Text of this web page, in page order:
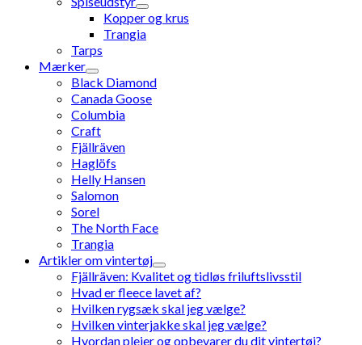
Kopper og krus
Trangia
Tarps
Mærker
Black Diamond
Canada Goose
Columbia
Craft
Fjällräven
Haglöfs
Helly Hansen
Salomon
Sorel
The North Face
Trangia
Artikler om vintertøj
Fjällräven: Kvalitet og tidløs friluftslivsstil
Hvad er fleece lavet af?
Hvilken rygsæk skal jeg vælge?
Hvilken vinterjakke skal jeg vælge?
Hvordan plejer og opbevarer du dit vintertøj?